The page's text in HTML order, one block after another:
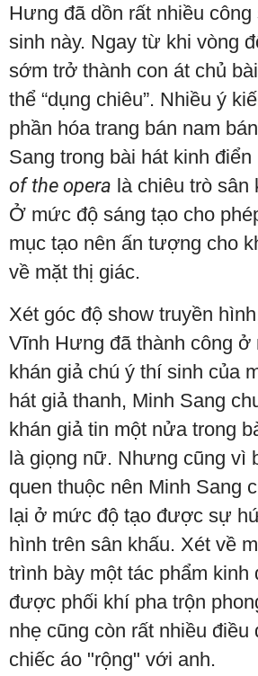
Hưng đã dồn rất nhiều
sinh này. Ngay từ khi vòng
sớm trở thành con át chủ
thể “dụng chiêu”. Nhiều ý
phần hóa trang bán nam
Sang trong bài hát kinh điển
of the opera là chiêu trò sân
Ở mức độ sáng tạo cho
mục tạo nên ấn tượng cho
về mặt thị giác.
Xét góc độ show truyền
Vĩnh Hưng đã thành công ở
khán giả chú ý thí sinh của
hát giả thanh, Minh Sang
khán giả tin một nửa trong
là giọng nữ. Nhưng cũng vì
quen thuộc nên Minh Sang
lại ở mức độ tạo được sự
hình trên sân khấu. Xét về
trình bày một tác phẩm kinh
được phối khí pha trộn
nhẹ cũng còn rất nhiều điều
chiếc áo "rộng" với anh.